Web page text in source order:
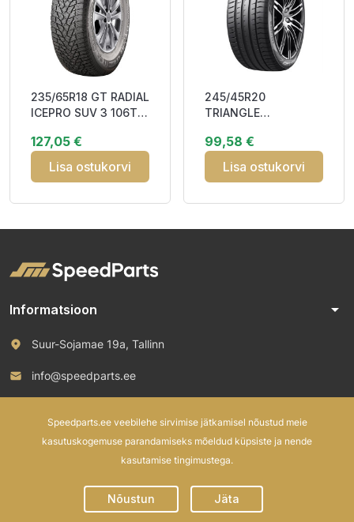
235/65R18 GT RADIAL
ICEPRO SUV 3 106T
CCB72 3PMS
127,05 €
Lisa ostukorvi
245/45R20
TRIANGLE
103Y XL RP CAB72
M+S
99,58 €
Lisa ostukorvi
Informatsioon arrow_drop_down
Suur-Sojamae 19a, Tallinn
info@speedparts.ee
Speedparts.ee veebilehe sirvimise jätkamisel nõustud meie
kasutuskogemuse parandamiseks mõeldud küpsiste ja nende
kasutamise tingimustega.
Nõustun Jäta